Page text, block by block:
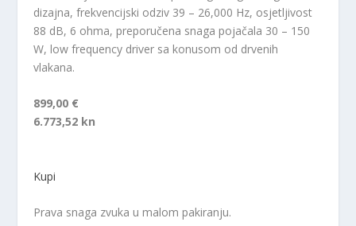
dizajna, frekvencijski odziv 39 – 26,000 Hz, osjetljivost
88 dB, 6 ohma, preporučena snaga pojačala 30 – 150
W, low frequency driver sa konusom od drvenih
vlakana.
899,00 €
6.773,52 kn
Kupi
Prava snaga zvuka u malom pakiranju.